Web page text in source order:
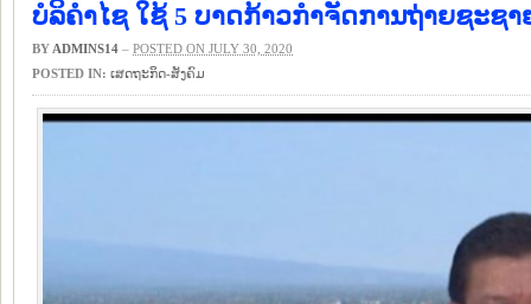
ບໍລິຄຳໄຊ ໃຊ້ 5 ບາດກ້າວກຳຈັດການຖ່າຍຊະຊາ
BY ADMINS14 – POSTED ON JULY 30, 2020
POSTED IN: ​ເສດ​ຖະ​ກິດ-ສັງ​ຄົມ